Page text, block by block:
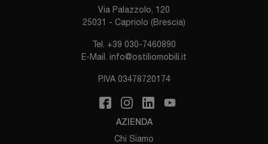
Via Palazzolo, 120
25031 - Capriolo (Brescia)
Tel. +39 030-7460890
E-Mail. info@ostiliomobili.it
P.IVA 03478720174
AZIENDA
Chi Siamo